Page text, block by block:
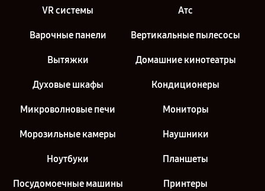
VR системы Атс
Варочные панели Вертикальные пылесосы
Вытяжки Домашние кинотеатры
Духовые шкафы Кондиционеры
Микроволновые печи Мониторы
Морозильные камеры Наушники
Ноутбуки Планшеты
Посудомоечные машины Принтеры